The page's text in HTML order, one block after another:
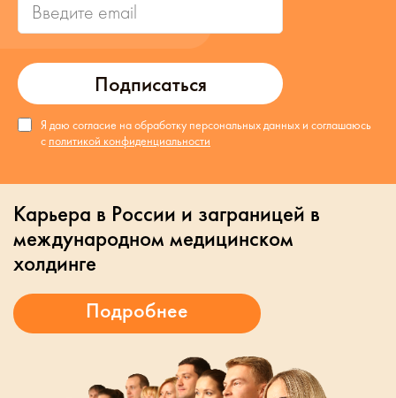
Подписаться
Я даю согласие на обработку персональных данных и соглашаюсь
с политикой конфиденциальности
Карьера в России и заграницей в
международном медицинском
холдинге